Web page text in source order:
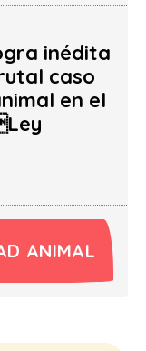
inédita
caso
en el
ANIMAL